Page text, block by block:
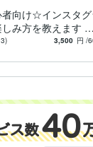
ライフスタイル・その
ライフスタイル・その
キャリアコンサルタン
日商簿記検定2級 取
2級FP技能士 取得年
学習指導・資格・キャ
同志社大学 2003年3
者向け☆インスタグ
み方を教えます イ
グラムを使ったこ
3,500 円 /